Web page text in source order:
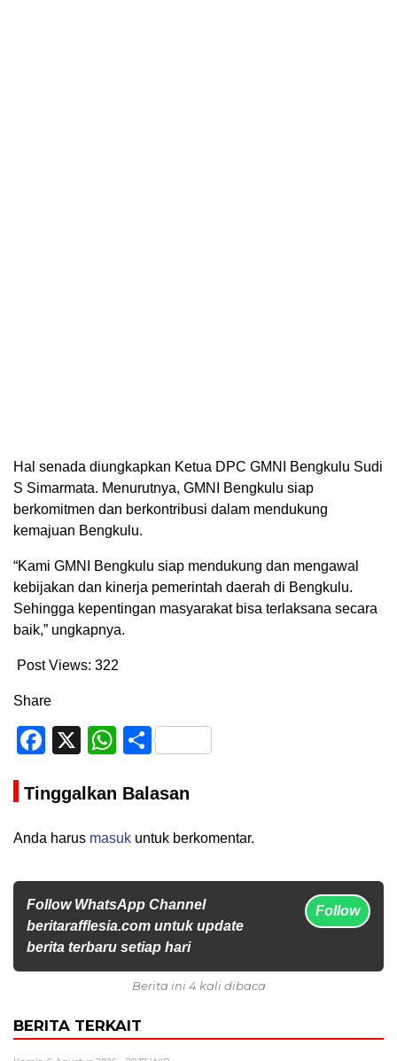
Hal senada diungkapkan Ketua DPC GMNI Bengkulu Sudi
S Simarmata. Menurutnya, GMNI Bengkulu siap
berkomitmen dan berkontribusi dalam mendukung
kemajuan Bengkulu.
“Kami GMNI Bengkulu siap mendukung dan mengawal
kebijakan dan kinerja pemerintah daerah di Bengkulu.
Sehingga kepentingan masyarakat bisa terlaksana secara
baik,” ungkapnya.
Post Views: 322
Share
Facebook
X WhatsApp
Share
Tinggalkan Balasan
Anda harus masuk untuk berkomentar.
Follow WhatsApp Channel
beritarafflesia.com untuk update
berita terbaru setiap hari
Follow
Berita ini 4 kali dibaca
BERITA TERKAIT